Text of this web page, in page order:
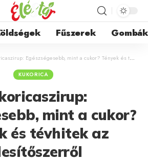
Fűszerek Gombák
Egészségesebb, mint a cukor? Tények és tévhitek az édesítőszerről
KUKORICA
mint a cukor?
és tévhitek az